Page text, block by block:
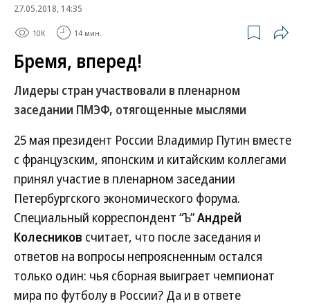
27.05.2018, 14:35
10K 14 мин.
Бремя, вперед!
Лидеры стран участвовали в пленарном
заседании ПМЭФ, отягощенные мыслями
25 мая президент России Владимир Путин вместе
с французским, японским и китайским коллегами
принял участие в пленарном заседании
Петербургского экономического форума.
Специальный корреспондент “Ъ”Андрей
Колесников считает, что после заседания и
ответов на вопросы непроясненным остался
только один: чья сборная выиграет чемпионат
мира по футболу в России? Да и в ответе